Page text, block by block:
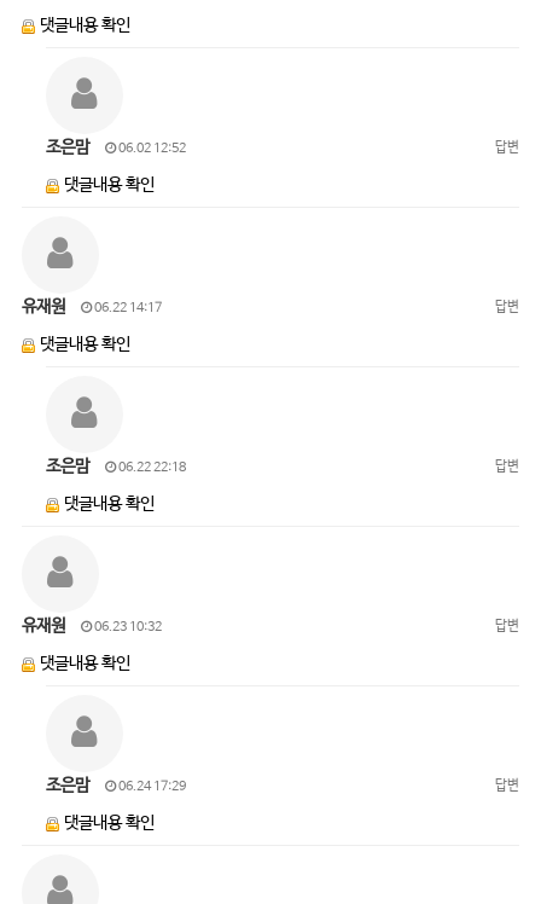
댓글내용 확인
조은맘 06.02 12:52 답변
댓글내용 확인
유재원 06.22 14:17 답변
댓글내용 확인
조은맘 06.22 22:18 답변
댓글내용 확인
유재원 06.23 10:32 답변
댓글내용 확인
조은맘 06.24 17:29 답변
댓글내용 확인